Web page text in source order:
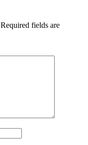
Required fields are